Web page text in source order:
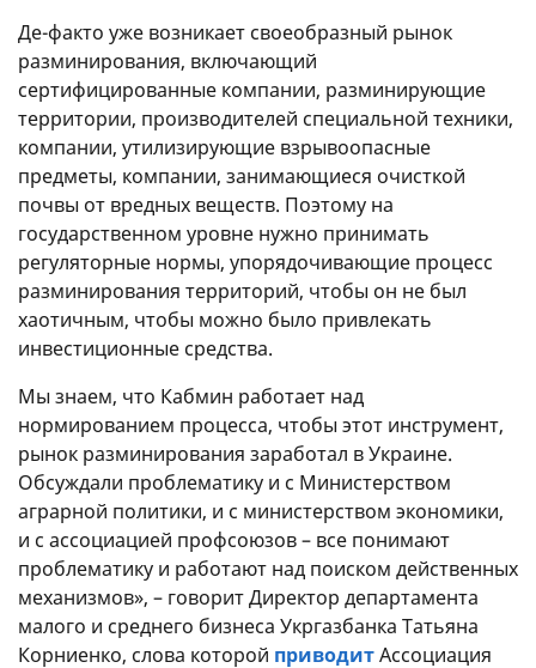
Де-факто уже возникает своеобразный рынок
разминирования, включающий
сертифицированные компании, разминирующие
территории, производителей специальной техники,
компании, утилизирующие взрывоопасные
предметы, компании, занимающиеся очисткой
почвы от вредных веществ. Поэтому на
государственном уровне нужно принимать
регуляторные нормы, упорядочивающие процесс
разминирования территорий, чтобы он не был
хаотичным, чтобы можно было привлекать
инвестиционные средства.
Мы знаем, что Кабмин работает над
нормированием процесса, чтобы этот инструмент,
рынок разминирования заработал в Украине.
Обсуждали проблематику и с Министерством
аграрной политики, и с министерством экономики,
и с ассоциацией профсоюзов – все понимают
проблематику и работают над поиском действенных
механизмов», – говорит Директор департамента
малого и среднего бизнеса Укргазбанка Татьяна
Корниенко, слова которой приводитАссоциация